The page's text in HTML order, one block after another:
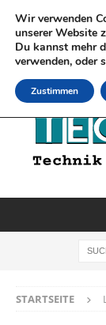
STARTSEITE
Wir verwenden
unserer Website
Du kannst mehr
verwenden, oder
Zustimmen